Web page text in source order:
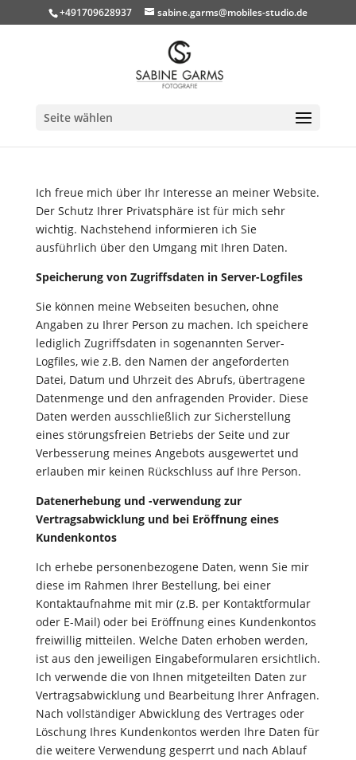
+491709628937 sabine.garms@mobiles-studio.de
Seite wählen
Ich freue mich über Ihr Interesse an meiner Website.
Der Schutz Ihrer Privatsphäre ist für mich sehr
wichtig. Nachstehend informieren ich Sie
ausführlich über den Umgang mit Ihren Daten.
Speicherung von Zugriffsdaten in Server-Logfiles
Sie können meine Webseiten besuchen, ohne
Angaben zu Ihrer Person zu machen. Ich speichere
lediglich Zugriffsdaten in sogenannten Server-
Logfiles, wie z.B. den Namen der angeforderten
Datei, Datum und Uhrzeit des Abrufs, übertragene
Datenmenge und den anfragenden Provider. Diese
Daten werden ausschließlich zur Sicherstellung
eines störungsfreien Betriebs der Seite und zur
Verbesserung meines Angebots ausgewertet und
erlauben mir keinen Rückschluss auf Ihre Person.
Datenerhebung und -verwendung zur
Vertragsabwicklung und bei Eröffnung eines
Kundenkontos
Ich erhebe personenbezogene Daten, wenn Sie mir
diese im Rahmen Ihrer Bestellung, bei einer
Kontaktaufnahme mit mir (z.B. per Kontaktformular
oder E-Mail) oder bei Eröffnung eines Kundenkontos
freiwillig mitteilen. Welche Daten erhoben werden,
ist aus den jeweiligen Eingabeformularen ersichtlich.
Ich verwende die von Ihnen mitgeteilten Daten zur
Vertragsabwicklung und Bearbeitung Ihrer Anfragen.
Nach vollständiger Abwicklung des Vertrages oder
Löschung Ihres Kundenkontos werden Ihre Daten für
die weitere Verwendung gesperrt und nach Ablauf